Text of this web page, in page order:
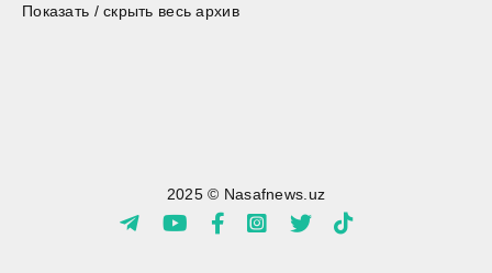
Показать / скрыть весь архив
2025 © Nasafnews.uz